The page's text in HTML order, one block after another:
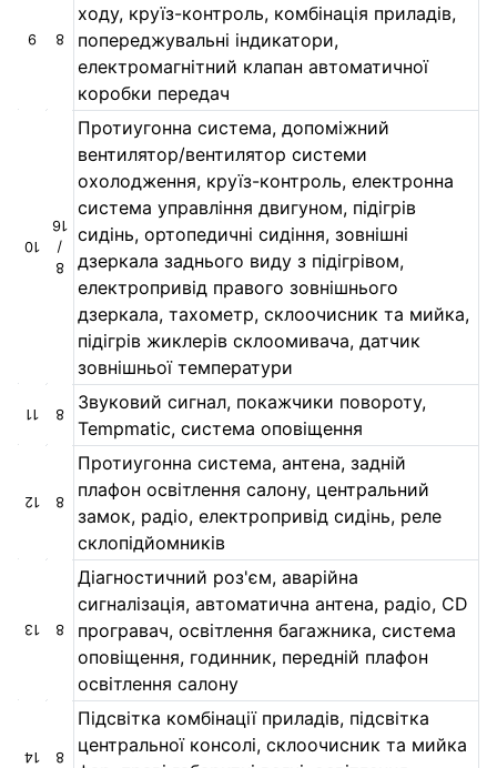
9 8
ходу, круїз-контроль, комбінація приладів,
попереджувальні індикатори,
електромагнітний клапан автоматичної
коробки передач
10
8
/
16
Протиугонна система, допоміжний
вентилятор/вентилятор системи
охолодження, круїз-контроль, електронна
система управління двигуном, підігрів
сидінь, ортопедичні сидіння, зовнішні
дзеркала заднього виду з підігрівом,
електропривід правого зовнішнього
дзеркала, тахометр, склоочисник та мийка,
підігрів жиклерів склоомивача, датчик
зовнішньої температури
11 8
Звуковий сигнал, покажчики повороту,
Tempmatic, система оповіщення
12 8
Протиугонна система, антена, задній
плафон освітлення салону, центральний
замок, радіо, електропривід сидінь, реле
склопідйомників
13 8
Діагностичний роз'єм, аварійна
сигналізація, автоматична антена, радіо, CD
програвач, освітлення багажника, система
оповіщення, годинник, передній плафон
освітлення салону
14 8
Підсвітка комбінації приладів, підсвітка
центральної консолі, склоочисник та мийка